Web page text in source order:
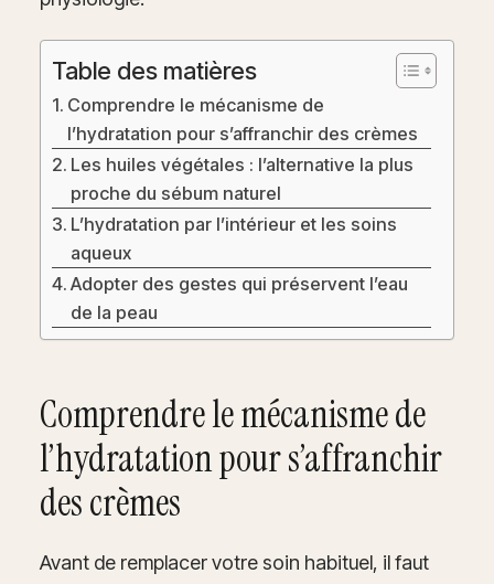
Table des matières
Comprendre le mécanisme de
l’hydratation pour s’affranchir des crèmes
Les huiles végétales : l’alternative la plus
proche du sébum naturel
L’hydratation par l’intérieur et les soins
aqueux
Adopter des gestes qui préservent l’eau
de la peau
Comprendre le mécanisme de
l’hydratation pour s’affranchir
des crèmes
Avant de remplacer votre soin habituel, il faut